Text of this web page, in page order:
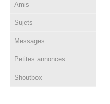
Amis
Sujets
Messages
Petites annonces
Shoutbox